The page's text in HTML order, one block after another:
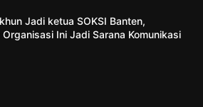
Jadi ketua SOKSI Banten,
Ini Jadi Sarana Komunikasi